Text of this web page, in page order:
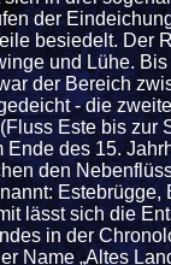
der
besiedelt. Der
und Lühe.
der Bereich
- die
Este bis zur
Ende des 15.
den
Estebrügge,
lässt sich die
in der
Name „Altes